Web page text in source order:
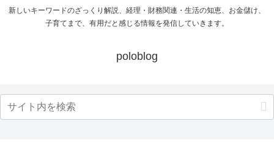
新しいキーワードのざっくり解説、経理・財務関連・生活の知恵、お金儲け、
子育てまで、有用だと感じる情報を発信していきます。
poloblog